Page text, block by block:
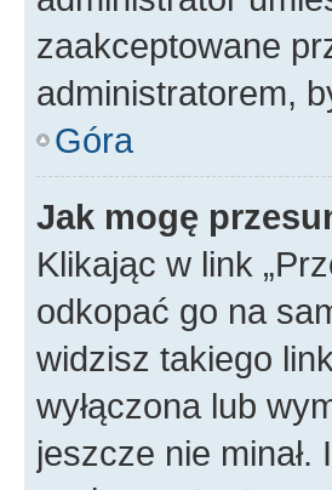
zaakceptowane
administratorem,
Góra
Jak mogę
Klikając w link
odkopać go na
widzisz takiego
wyłączona lub
jeszcze nie